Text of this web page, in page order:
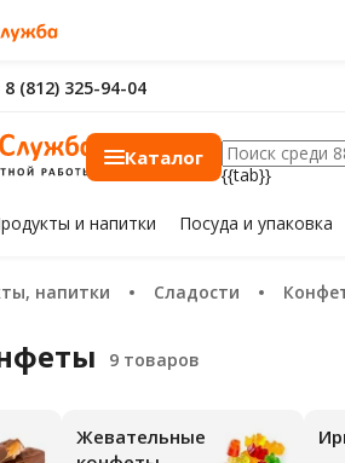
8 (812) 325-94-04
Каталог
{{tab}}
и напитки Посуда и упаковка
напитки Сладости
Жевательные